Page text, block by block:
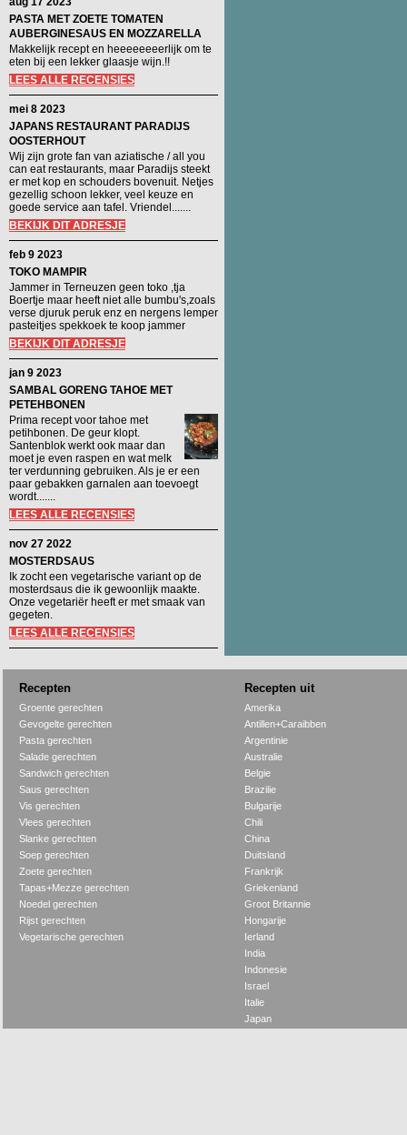
PASTA MET ZOETE TOMATEN
AUBERGINESAUS EN MOZZARELLA
Makkelijk recept en heeeeeeeerlijk om te
eten bij een lekker glaasje wijn.!!
LEES ALLE RECENSIES
mei 8 2023
JAPANS RESTAURANT PARADIJS
OOSTERHOUT
Wij zijn grote fan van aziatische / all you
can eat restaurants, maar Paradijs steekt
er met kop en schouders bovenuit. Netjes
gezellig schoon lekker, veel keuze en
goede service aan tafel. Vriendel.......
BEKIJK DIT ADRESJE
feb 9 2023
TOKO MAMPIR
Jammer in Terneuzen geen toko ,tja
Boertje maar heeft niet alle bumbu's,zoals
verse djuruk peruk enz en nergens lemper
pasteitjes spekkoek te koop jammer
BEKIJK DIT ADRESJE
jan 9 2023
SAMBAL GORENG TAHOE MET
PETEHBONEN
Prima recept voor tahoe met
petihbonen. De geur klopt.
Santenblok werkt ook maar dan
moet je even raspen en wat melk
ter verdunning gebruiken. Als je er een
paar gebakken garnalen aan toevoegt
wordt.......
LEES ALLE RECENSIES
nov 27 2022
MOSTERDSAUS
Ik zocht een vegetarische variant op de
mosterdsaus die ik gewoonlijk maakte.
Onze vegetariër heeft er met smaak van
gegeten.
LEES ALLE RECENSIES
Recepten Recepten uit
Groente gerechten
Gevogelte gerechten
Pasta gerechten
Salade gerechten
Sandwich gerechten
Saus gerechten
Vis gerechten
Vlees gerechten
Slanke gerechten
Soep gerechten
Zoete gerechten
Tapas+Mezze gerechten
Noedel gerechten
Rijst gerechten
Vegetarische gerechten
Amerika
Antillen+Caraibben
Argentinie
Australie
Belgie
Brazilie
Bulgarije
Chili
China
Duitsland
Frankrijk
Griekenland
Groot Britannie
Hongarije
Ierland
India
Indonesie
Israel
Italie
Japan